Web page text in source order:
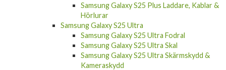
Samsung Galaxy S25 Plus Laddare, Kablar &
Hörlurar
Samsung Galaxy S25 Ultra
Samsung Galaxy S25 Ultra Fodral
Samsung Galaxy S25 Ultra Skal
Samsung Galaxy S25 Ultra Skärmskydd &
Kameraskydd